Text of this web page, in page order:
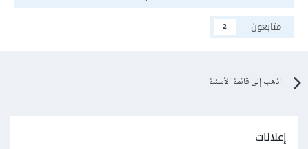
متابعون
2
اذهب إلى قائمة الأسئلة
إعلانات